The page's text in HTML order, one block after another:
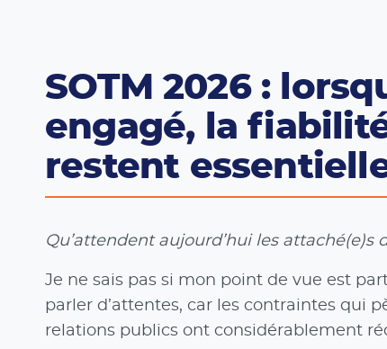
SOTM 2026 :
engagé, la
restent
Qu’attendent aujourd’hui les attaché(e)s
Je ne sais pas si mon point de vue est
parler d’attentes, car les contraintes qui
relations publics ont considérablement